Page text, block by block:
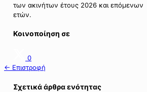
των ακινήτων έτους 2026 και επόμενων
ετών.
Κοινοποίηση σε
0
← Επιστροφή
Σχετικά άρθρα ενότητας